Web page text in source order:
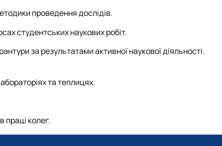
проведення дослідів.
студентських наукових робіт.
за результатами активної наукової діяльності.
та теплицях.
колег.